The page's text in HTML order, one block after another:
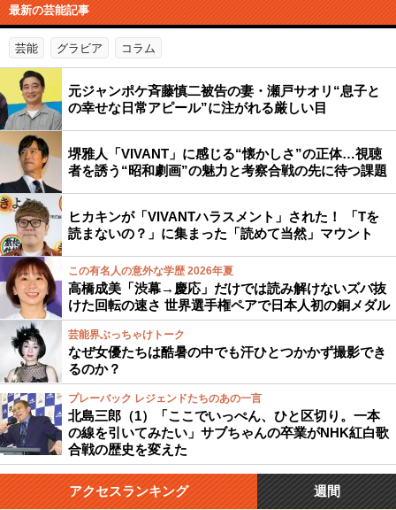
最新の芸能記事
芸能 グラビア コラム
元ジャンポケ斉藤慎二被告の妻・瀬戸サオリ“息子と
の幸せな日常アピール”に注がれる厳しい目
堺雅人「VIVANT」に感じる“懐かしさ”の正体…視聴
者を誘う“昭和劇画”の魅力と考察合戦の先に待つ課題
ヒカキンが「VIVANTハラスメント」された！ 「Tを
読まないの？」に集まった「読めて当然」マウント
この有名人の意外な学歴 2026年夏
高橋成美「渋幕→慶応」だけでは読み解けないズバ抜
けた回転の速さ 世界選手権ペアで日本人初の銅メダル
芸能界ぶっちゃけトーク
なぜ女優たちは酷暑の中でも汗ひとつかかず撮影でき
るのか？
プレーバック レジェンドたちのあの一言
北島三郎（1）「ここでいっぺん、ひと区切り。一本
の線を引いてみたい」サブちゃんの卒業がNHK紅白歌
合戦の歴史を変えた
アクセスランキング 週間